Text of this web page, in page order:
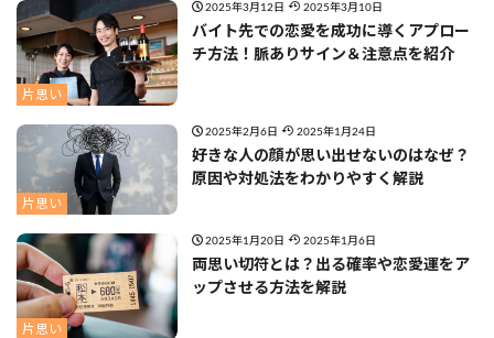
片思い
2025年3月12日 2025年3月10日
バイト先での恋愛を成功に導くアプロー
チ方法！脈ありサイン＆注意点を紹介
片思い
2025年2月6日 2025年1月24日
好きな人の顔が思い出せないのはなぜ？
原因や対処法をわかりやすく解説
片思い
2025年1月20日 2025年1月6日
両思い切符とは？出る確率や恋愛運をア
ップさせる方法を解説